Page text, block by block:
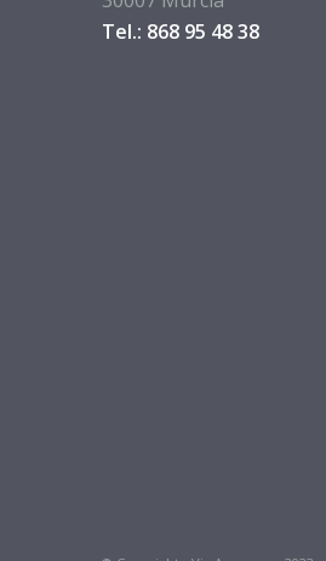
Tel.: 868 95 48 38